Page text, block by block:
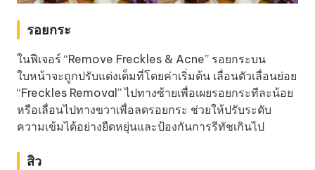
รอยกระ
ในฟีเจอร์ “Remove Freckles & Acne” รอยกระบน
ใบหน้าจะถูกปรับแต่งเต็มที่โดยค่าเริ่มต้น เลื่อนตัวเลื่อนย่อย
“Freckles Removal” ไปทางซ้ายเพื่อเผยรอยกระทีละน้อย
หรือเลื่อนไปทางขวาเพื่อลดรอยกระ ช่วยให้ปรับระดับ
ความเข้มได้อย่างยืดหยุ่นและป้องกันการรีทัชเกินไป
สิว